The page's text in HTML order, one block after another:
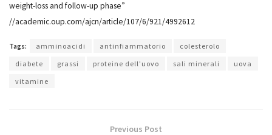
weight-loss and follow-up phase”
//academic.oup.com/ajcn/article/107/6/921/4992612
Tags: amminoacidi antinfiammatorio
colesterolo
diabete
grassi proteine dell'uovo sali minerali
uova
vitamine
Previous Post